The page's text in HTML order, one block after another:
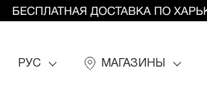
РУС МАГАЗИНЫ